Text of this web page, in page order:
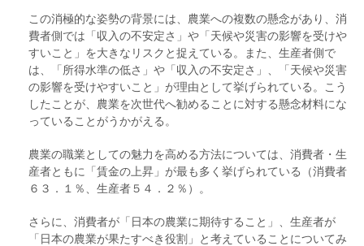
この消極的な姿勢の背景には、農業への複数の懸念があり、消
費者側では「収入の不安定さ」や「天候や災害の影響を受けや
すいこと」を大きなリスクと捉えている。また、生産者側で
は、「所得水準の低さ」や「収入の不安定さ」、「天候や災害
の影響を受けやすいこと」が理由として挙げられている。こう
したことが、農業を次世代へ勧めることに対する懸念材料にな
っていることがうかがえる。
農業の職業としての魅力を高める方法については、消費者・生
産者ともに「賃金の上昇」が最も多く挙げられている（消費者
６３．１％、生産者５４．２％）。
さらに、消費者が「日本の農業に期待すること」、生産者が
「日本の農業が果たすべき役割」と考えていることについてみ